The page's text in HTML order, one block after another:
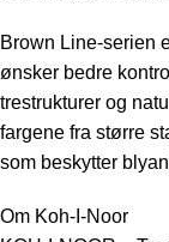
Brown Line-serien
ønsker bedre
trestrukturer og
fargene fra større
som beskytter
Om Koh-I-Noor